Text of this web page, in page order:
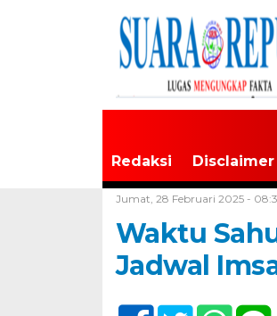
Redaksi Disclaimer
Jumat, 28 Februari 2025 -
Waktu
Jadwal